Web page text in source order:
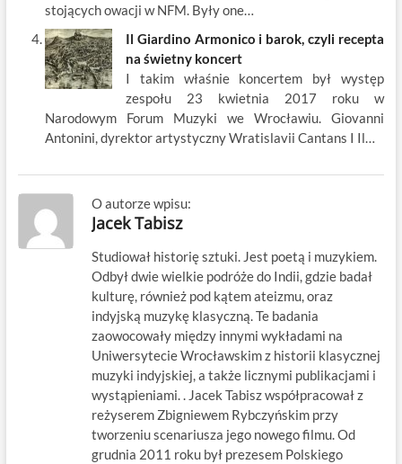
stojących owacji w NFM. Były one…
Il Giardino Armonico i barok, czyli recepta
na świetny koncert
I takim właśnie koncertem był występ
zespołu 23 kwietnia 2017 roku w
Narodowym Forum Muzyki we Wrocławiu. Giovanni
Antonini, dyrektor artystyczny Wratislavii Cantans I Il…
O autorze wpisu:
Jacek Tabisz
Studiował historię sztuki. Jest poetą i muzykiem.
Odbył dwie wielkie podróże do Indii, gdzie badał
kulturę, również pod kątem ateizmu, oraz
indyjską muzykę klasyczną. Te badania
zaowocowały między innymi wykładami na
Uniwersytecie Wrocławskim z historii klasycznej
muzyki indyjskiej, a także licznymi publikacjami i
wystąpieniami. . Jacek Tabisz współpracował z
reżyserem Zbigniewem Rybczyńskim przy
tworzeniu scenariusza jego nowego filmu. Od
grudnia 2011 roku był prezesem Polskiego